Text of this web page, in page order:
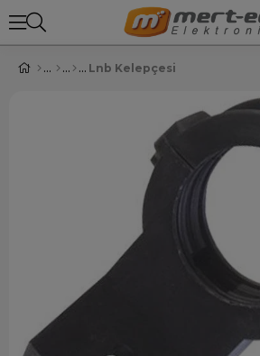
Lnb Kelepçesi